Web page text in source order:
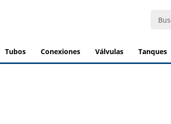
tubos conexiones válvulas tanques